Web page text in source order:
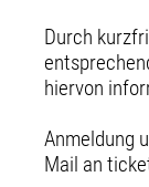
Durch
hiervon
Anmeldung
Mail an